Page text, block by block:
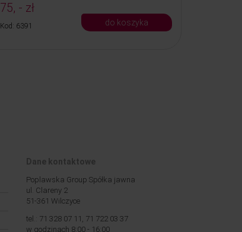
75, - zł
Kod: 6391 do koszyka
Dane kontaktowe
Poplawska Group Spółka jawna
ul. Clareny 2
51-361 Wilczyce
tel.: 71 328 07 11, 71 722 03 37
w godzinach 8:00 - 16:00